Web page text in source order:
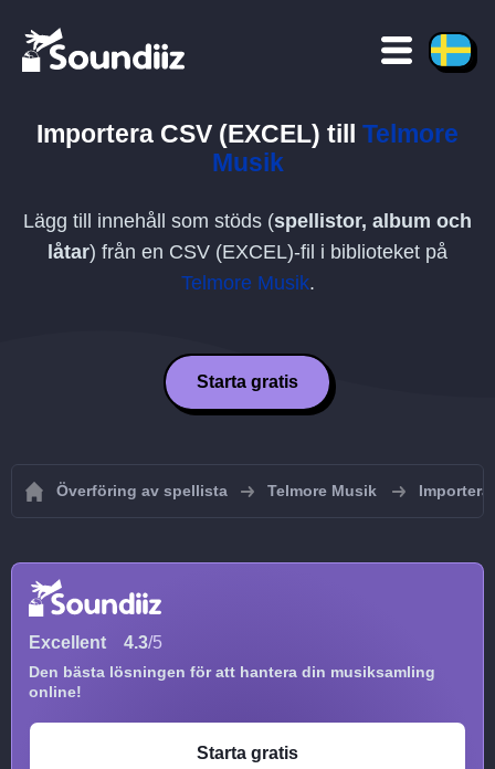
Importera CSV (EXCEL) till Telmore
Musik
Lägg till innehåll som stöds (spellistor, album och
låtar) från en CSV (EXCEL)-fil i biblioteket på
Telmore Musik.
Starta gratis
Överföring av spellista Telmore Musik
Excellent 4.3/5
Den bästa lösningen för att hantera din musiksamling
online!
Starta gratis